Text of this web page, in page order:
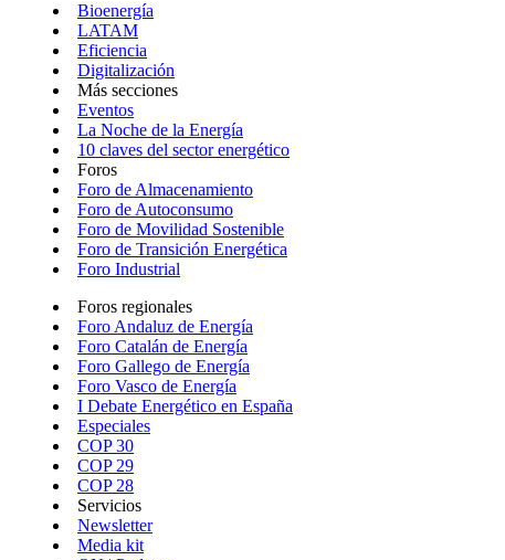
Bioenergía
LATAM
Eficiencia
Digitalización
Más secciones
Eventos
La Noche de la Energía
10 claves del sector energético
Foros
Foro de Almacenamiento
Foro de Autoconsumo
Foro de Movilidad Sostenible
Foro de Transición Energética
Foro Industrial
Foros regionales
Foro Andaluz de Energía
Foro Catalán de Energía
Foro Gallego de Energía
Foro Vasco de Energía
I Debate Energético en España
Especiales
COP 30
COP 29
COP 28
Servicios
Newsletter
Media kit